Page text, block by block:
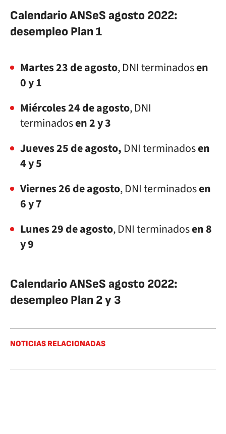
Calendario ANSeS agosto 2022:
desempleo Plan 1
Martes 23 de agosto, DNI terminadosen
0 y 1
Miércoles 24 de agosto, DNI
terminadosen 2 y 3
Jueves 25 de agosto, DNI terminadosen
4 y 5
Viernes 26 de agosto, DNI terminadosen
6 y 7
Lunes 29 de agosto, DNI terminadosen 8
y 9
Calendario ANSeS agosto 2022:
desempleo Plan 2 y 3
NOTICIAS RELACIONADAS